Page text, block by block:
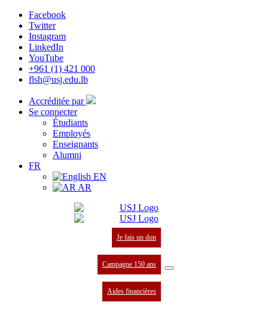
Facebook
Twitter
Instagram
LinkedIn
YouTube
+961 (1) 421 000
flsh@usj.edu.lb
Accréditée par
Se connecter
Étudiants
Employés
Enseignants
Alumni
FR
EN
AR
Je fais un don
Campagne 150 ans
Aides financières